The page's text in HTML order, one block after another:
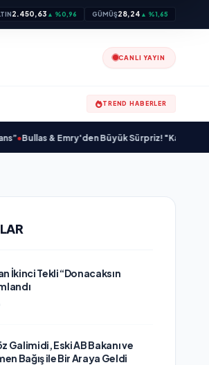
2.450,63 ▲ %0,96 GÜMÜŞ28,24 ▲ %1,65
CANLI YAYIN
TREND HABERLER
& Emry'den Büyük Sürpriz! "Kaç Kurtul" ile
İkinci Tekli “Donacaksın
Galimidi, Eski AB Bakanı ve
Bağış ile Bir Araya Geldi